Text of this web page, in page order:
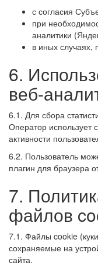
с согласия
при
аналитики
в иных случаях,
6.
веб-
6.1. Для сбора
Оператор использует
активности
6.2. Пользователь
плагин для браузера
7.
файлов
7.1. Файлы cookie
сохраняемые на
сайта.